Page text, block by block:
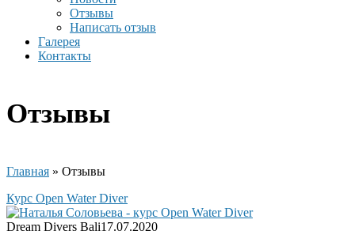
Отзывы
Написать отзыв
Галерея
Контакты
Отзывы
Главная » Отзывы
Курс Open Water Diver
Dream Divers Bali17.07.2020